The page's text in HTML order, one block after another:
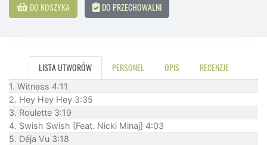
DO KOSZYKA DO PRZECHOWALNI
LISTA UTWORÓW PERSONEL OPIS RECENZJE
1. Witness 4:11
2. Hey Hey Hey 3:35
3. Roulette 3:19
4. Swish Swish [Feat. Nicki Minaj] 4:03
5. Déja Vu 3:18